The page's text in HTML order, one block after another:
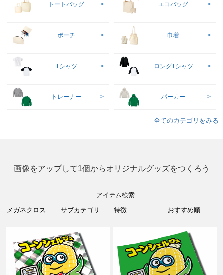
トートバッグ エコバッグ
ポーチ 巾着
Tシャツ ロングTシャツ
トレーナー パーカー
全てのカテゴリをみる
画像をアップして1個からオリジナルグッズをつくろう
アイテム検索